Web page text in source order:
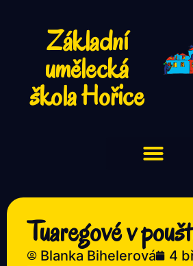
Základní
umělecká
škola Hořice
Tuaregové v
Blanka Bihelerová 4